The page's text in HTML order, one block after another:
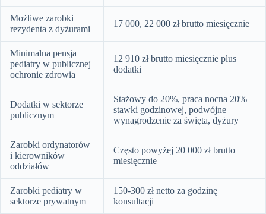
Możliwe zarobki
rezydenta z dyżurami
17 000, 22 000 zł brutto miesięcznie
Minimalna pensja
pediatry w publicznej
ochronie zdrowia
12 910 zł brutto miesięcznie plus
dodatki
Dodatki w sektorze
publicznym
Stażowy do 20%, praca nocna 20%
stawki godzinowej, podwójne
wynagrodzenie za święta, dyżury
Zarobki ordynatorów
i kierowników
oddziałów
Często powyżej 20 000 zł brutto
miesięcznie
Zarobki pediatry w
sektorze prywatnym
150-300 zł netto za godzinę
konsultacji